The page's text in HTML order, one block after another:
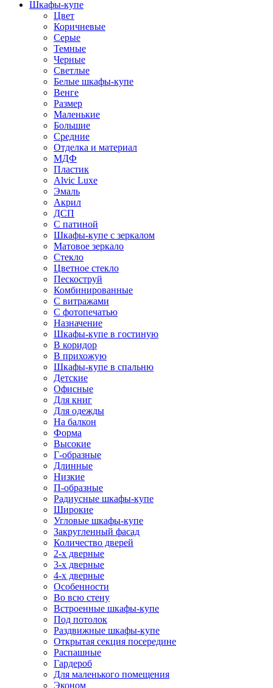
Шкафы-купе
Цвет
Коричневые
Серые
Темные
Черные
Светлые
Белые шкафы-купе
Венге
Размер
Маленькие
Большие
Средние
Отделка и материал
МДФ
Пластик
Alvic Luxe
Эмаль
Акрил
ДСП
С патиной
Шкафы-купе с зеркалом
Матовое зеркало
Стекло
Цветное стекло
Пескоструй
Комбинированные
С витражами
С фотопечатью
Назначение
Шкафы-купе в гостиную
В коридор
В прихожую
Шкафы-купе в спальню
Детские
Офисные
Для книг
Для одежды
На балкон
Форма
Высокие
Г-образные
Длинные
Низкие
П-образные
Радиусные шкафы-купе
Широкие
Угловые шкафы-купе
Закругленный фасад
Количество дверей
2-х дверные
3-х дверные
4-х дверные
Особенности
Во всю стену
Встроенные шкафы-купе
Под потолок
Раздвижные шкафы-купе
Открытая секция посередине
Распашные
Гардероб
Для маленького помещения
Эконом